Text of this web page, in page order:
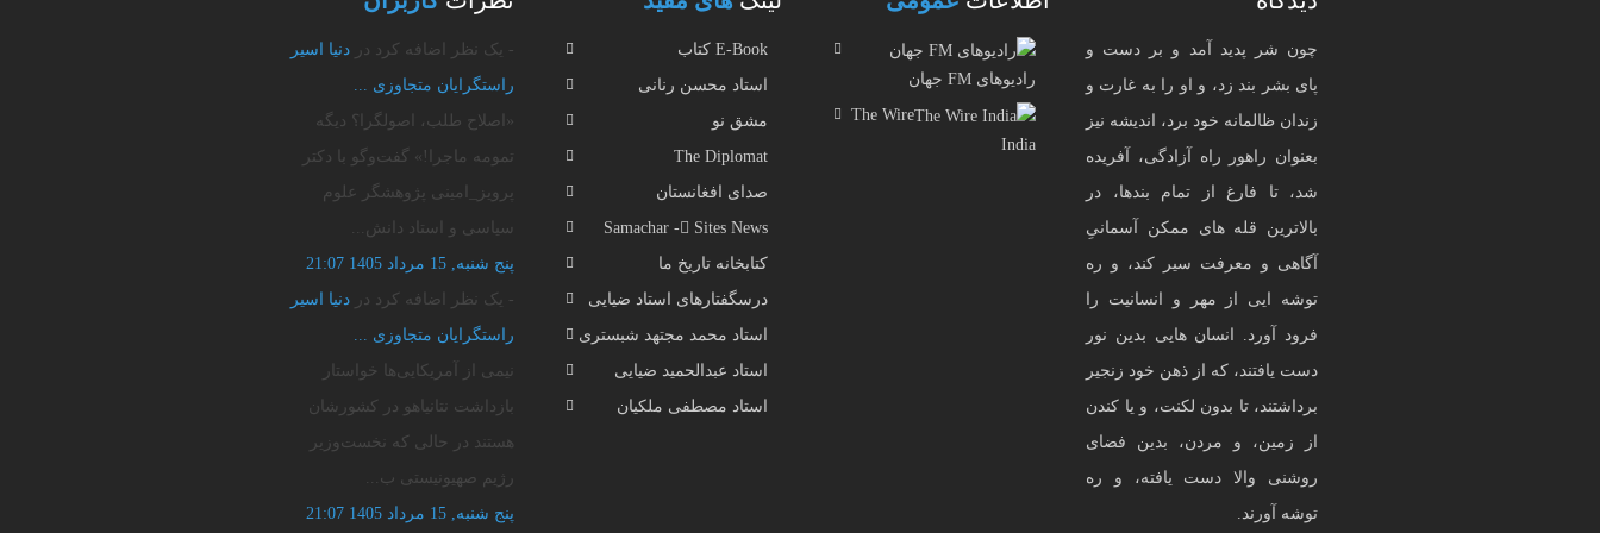
چون شر پدید آمد و بر دست و
پای بشر بند زد، و او را به غارت و
زندان ظالمانه خود برد، اندیشه نیز
بعنوان راهور راه آزادگی، آفریده
شد، تا فارغ از تمام بندها، در
بالاترین قله های ممکن آسمانیِ
آگاهی و معرفت سیر کند، و ره
توشه ایی از مهر و انسانیت را
فرود آورد. انسان هایی بدین نور
دست یافتند، که از ذهن خود زنجیر
برداشتند، تا بدون لکنت، و یا کندن
از زمین، و مردن، بدین فضای
روشنی والا دست یافته، و ره
توشه آورند.
رادیوهای FM جهان
The Wire
India
E-Book کتاب
استاد محسن رنانی
مشق نو
The Diplomat
صدای افغانستان
Samachar - ُSites News
کتابخانه تاریخ ما
درسگفتارهای استاد ضیایی
استاد محمد مجتهد شبستری
استاد عبدالحمید ضیایی
استاد مصطفی ملکیان
- یک نظر اضافه کرد در دنیا اسیر
راستگرایان متجاوزی‌ ...
«اصلاح طلب، اصولگرا؟ دیگه
تمومه ماجرا!» گفت‌وگو با دکتر
پرویز_امینی پژوهشگر علوم
سیاسی و استاد دانش...
پنج شنبه, 15 مرداد 1405 21:07
- یک نظر اضافه کرد در دنیا اسیر
راستگرایان متجاوزی‌ ...
نیمی از آمریکایی‌ها خواستار
بازداشت نتانیاهو در کشورشان
هستند ️در حالی که نخست‌وزیر
رژیم صهیونیستی ب...
پنج شنبه, 15 مرداد 1405 21:07